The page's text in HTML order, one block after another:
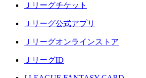
Ｊリーグチケット
Ｊリーグ公式アプリ
Ｊリーグオンラインストア
ＪリーグID